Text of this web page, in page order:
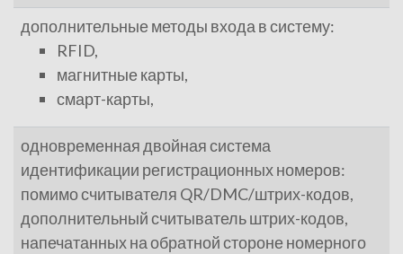
дополнительные методы входа в систему:
RFID,
магнитные карты,
смарт-карты,
одновременная двойная система
идентификации регистрационных номеров:
помимо считывателя QR/DMC/штрих-кодов,
дополнительный считыватель штрих-кодов,
напечатанных на обратной стороне номерного